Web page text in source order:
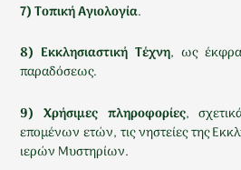
7) Τοπική Αγιολογία.
8) Εκκλησιαστική Τέχνη, ως
παραδόσεως.
9) Χρήσιμες πληροφορίες,
επομένων ετών, τις νηστείες της
ιερών Μυστηρίων.